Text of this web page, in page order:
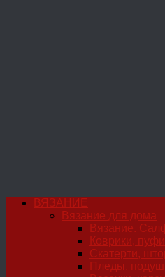
ВЯЗАНИЕ
Вязание для дома
Вязание.
Коврики,
Скатерти,
Пледы,